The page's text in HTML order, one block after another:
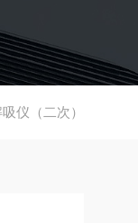
仪（二次）